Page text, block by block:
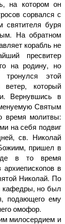
на котором он
сорвался с
святителя буря
На обратном
корабль не
пресвитер
на родину, но
тронулся этой
который
Вернувшись в
Святым
время молитвы:
на себя подвиг
св. Николай
пришел в
в то время
в
Николай. По
кафедры, но был
подающего ему
омофор.
милосердием и